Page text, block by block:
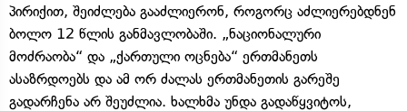
პირიქით, შეიძლება გააძლიერონ, როგორც აძლიერებდნენ
ბოლო 12 წლის განმავლობაში. „ნაციონალური
მოძრაობა“ და „ქართული ოცნება“ ერთმანეთს
ასაზრდოებს და ამ ორ ძალას ერთმანეთის გარეშე
გადარჩენა არ შეუძლია. ხალხმა უნდა გადაწყვიტოს,